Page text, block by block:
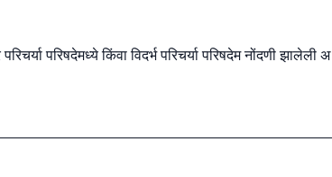
परिषदेमध्ये किंवा विदर्भ परिचर्या परिषदेम नोंदणी झालेली अ